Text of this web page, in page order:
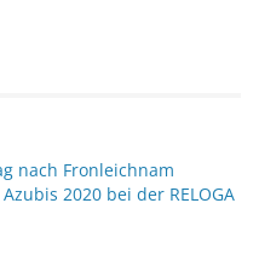
nach Fronleichnam
2020 bei der RELOGA